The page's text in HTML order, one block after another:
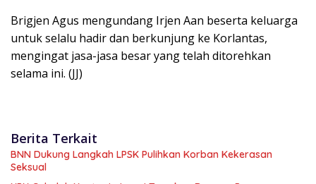
Brigjen Agus mengundang Irjen Aan beserta keluarga
untuk selalu hadir dan berkunjung ke Korlantas,
mengingat jasa-jasa besar yang telah ditorehkan
selama ini. (JJ)
Berita Terkait
BNN Dukung Langkah LPSK Pulihkan Korban Kekerasan
Seksual